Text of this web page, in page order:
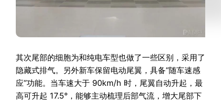
其次尾部的细胞为和纯电车型也做了一些区别，采用了
隐藏式排气。另外新车保留电动尾翼，具备“随车速感
应”功能。当车速大于 90km/h 时，尾翼自动升起，最
高可升起 17.5°，能够主动梳理后部气流，增大尾部下